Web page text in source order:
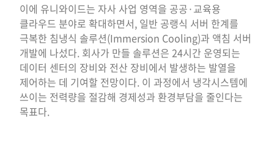
이에 유니와이드는 자사 사업 영역을 공공·교육용
클라우드 분야로 확대하면서, 일반 공랭식 서버 한계를
극복한 침냉식 솔루션(Immersion Cooling)과 액침 서버
개발에 나섰다. 회사가 만들 솔루션은 24시간 운영되는
데이터 센터의 장비와 전산 장비에서 발생하는 발열을
제어하는 데 기여할 전망이다. 이 과정에서 냉각시스템에
쓰이는 전력량을 절감해 경제성과 환경부담을 줄인다는
목표다.